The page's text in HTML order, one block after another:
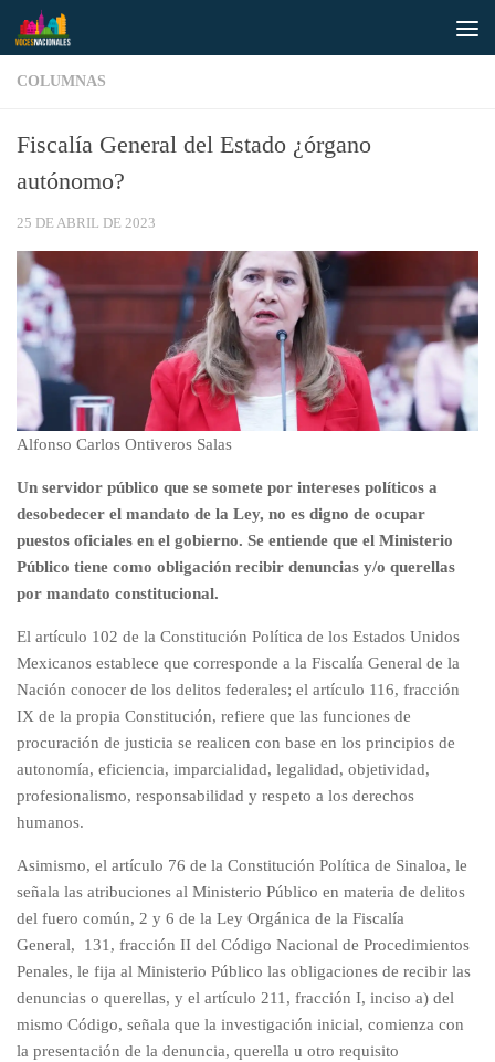
Saltar al contenido
COLUMNAS
Fiscalía General del Estado ¿órgano
autónomo?
25 DE ABRIL DE 2023
Alfonso Carlos Ontiveros Salas
Un servidor público que se somete por intereses políticos a
desobedecer el mandato de la Ley, no es digno de ocupar
puestos oficiales en el gobierno. Se entiende que el Ministerio
Público tiene como obligación recibir denuncias y/o querellas
por mandato constitucional.
El artículo 102 de la Constitución Política de los Estados Unidos
Mexicanos establece que corresponde a la Fiscalía General de la
Nación conocer de los delitos federales; el artículo 116, fracción
IX de la propia Constitución, refiere que las funciones de
procuración de justicia se realicen con base en los principios de
autonomía, eficiencia, imparcialidad, legalidad, objetividad,
profesionalismo, responsabilidad y respeto a los derechos
humanos.
Asimismo, el artículo 76 de la Constitución Política de Sinaloa, le
señala las atribuciones al Ministerio Público en materia de delitos
del fuero común, 2 y 6 de la Ley Orgánica de la Fiscalía
General, 131, fracción II del Código Nacional de Procedimientos
Penales, le fija al Ministerio Público las obligaciones de recibir las
denuncias o querellas, y el artículo 211, fracción I, inciso a) del
mismo Código, señala que la investigación inicial, comienza con
la presentación de la denuncia, querella u otro requisito